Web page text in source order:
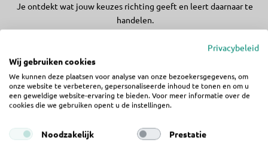
Je ontdekt wat jouw keuzes richting geeft en leert daarnaar te
handelen.
Is dit iets voor jou?
Privacybeleid
Wij gebruiken cookies
We kunnen deze plaatsen voor analyse van onze bezoekersgegevens, om
onze website te verbeteren, gepersonaliseerde inhoud te tonen en om u
een geweldige website-ervaring te bieden. Voor meer informatie over de
cookies die we gebruiken opent u de instellingen.
Noodzakelijk
Prestatie